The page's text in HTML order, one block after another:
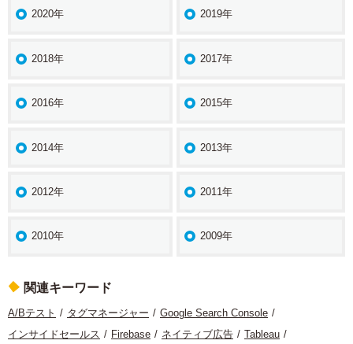
2020年 2019年
2018年 2017年
2016年 2015年
2014年 2013年
2012年 2011年
2010年 2009年
関連キーワード
A/Bテスト タグマネージャー
Google Search Console
インサイドセールス
Firebase ネイティブ広告
Tableau